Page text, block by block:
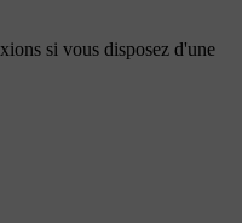
si vous disposez d'une